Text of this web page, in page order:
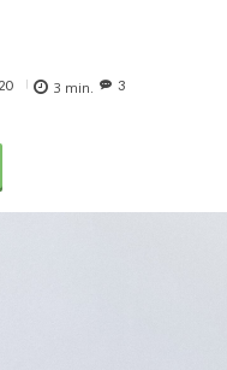
3 min. 3